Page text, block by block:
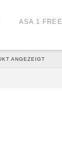
ASA 1 FREE
ANGEZEIGT